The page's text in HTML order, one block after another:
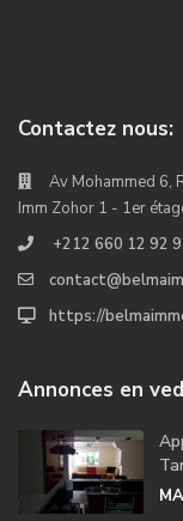
Contactez nous:
Av Mohammed 6,
Imm Zohor 1 - 1er
+212 660 12 92
https://
Annonces en